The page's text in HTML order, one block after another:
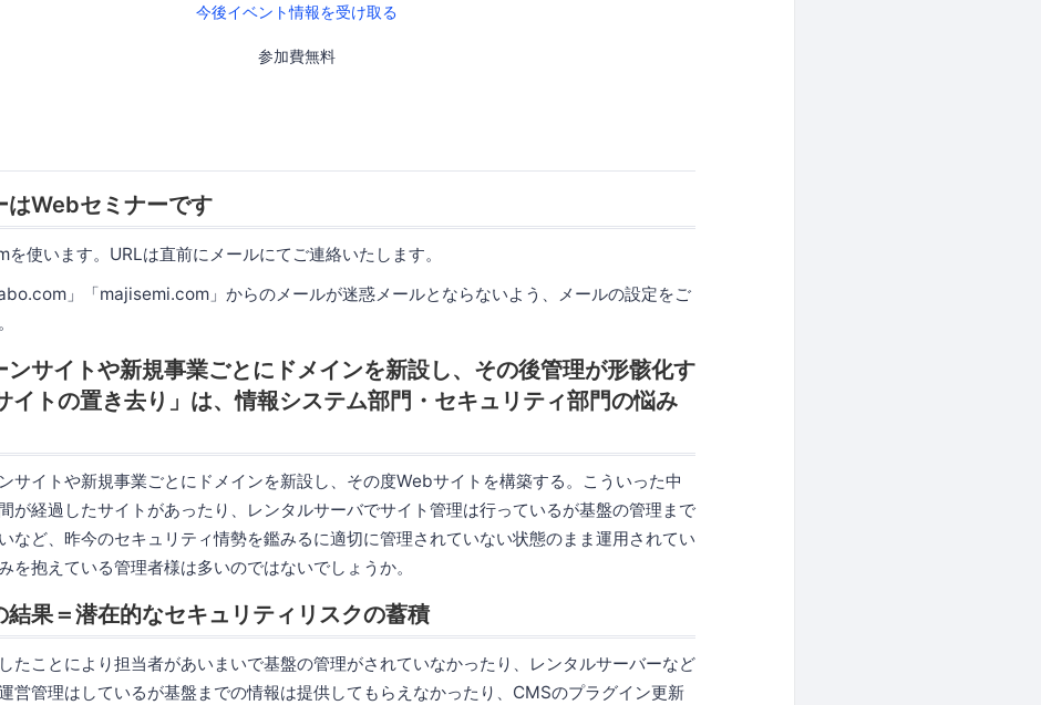
今後イベント情報を受け取る
参加費無料
はWebセミナーです
を使います。URLは直前にメールにてご連絡いたします。
」「majisemi.com」からのメールが迷惑メールとならないよう、メールの設定をご
ンサイトや新規事業ごとにドメインを新設し、その後管理が形骸化す
イトの置き去り」は、情報システム部門・セキュリティ部門の悩み
サイトや新規事業ごとにドメインを新設し、その度Webサイトを構築する。こういった中
が経過したサイトがあったり、レンタルサーバでサイト管理は行っているが基盤の管理まで
など、昨今のセキュリティ情勢を鑑みるに適切に管理されていない状態のまま運用されてい
を抱えている管理者様は多いのではないでしょうか。
結果＝潜在的なセキュリティリスクの蓄積
たことにより担当者があいまいで基盤の管理がされていなかったり、レンタルサーバーなど
営管理はしているが基盤までの情報は提供してもらえなかったり、CMSのプラグイン更新